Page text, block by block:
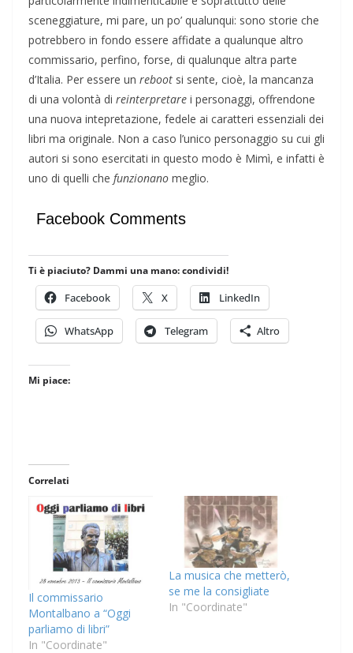
sceneggiature, mi pare, un po’ qualunqui: sono storie che
potrebbero in fondo essere affidate a qualunque altro
commissario, perfino, forse, di qualunque altra parte
d’Italia. Per essere un reboot si sente, cioè, la mancanza
di una volontà di reinterpretare i personaggi, offrendone
una nuova intepretazione, fedele ai caratteri essenziali dei
libri ma originale. Non a caso l’unico personaggio su cui gli
autori si sono esercitati in questo modo è Mimì, e infatti è
uno di quelli che funzionano meglio.
Facebook Comments
Ti è piaciuto? Dammi una mano: condividi!
Facebook X LinkedIn
WhatsApp Telegram Altro
Mi piace:
Correlati
Il commissario
Montalbano a “Oggi
parliamo di libri”
In "Coordinate"
La musica che metterò,
se me la consigliate
In "Coordinate"